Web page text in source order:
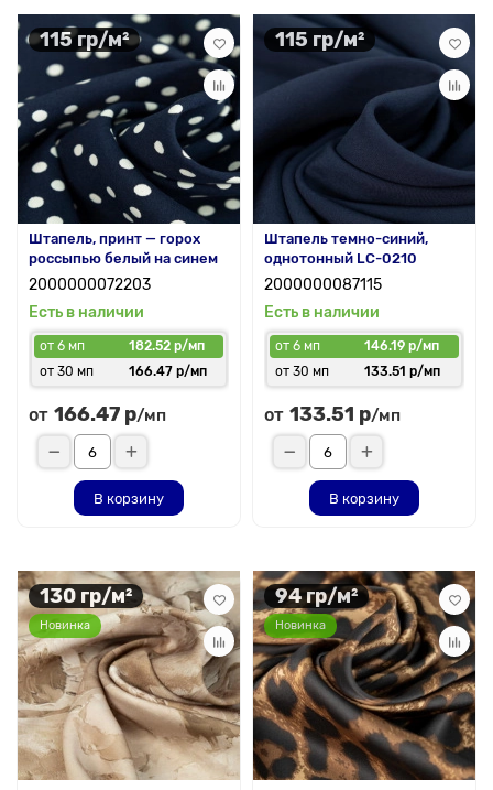
115 гр/м²
Штапель, принт — горох
россыпью белый на синем
2000000072203
Есть в наличии
от 6 мп
182.52 р/мп
от 30 мп
166.47 р/мп
от 166.47 р/мп
В корзину
115 гр/м²
Штапель темно-синий,
однотонный LC-0210
2000000087115
Есть в наличии
от 6 мп
146.19 р/мп
от 30 мп
133.51 р/мп
от 133.51 р/мп
В корзину
130 гр/м²
Новинка
94 гр/м²
Новинка